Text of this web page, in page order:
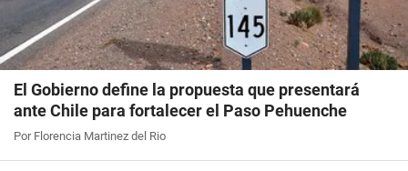
El Gobierno define la propuesta que presentará
ante Chile para fortalecer el Paso Pehuenche
Por Florencia Martinez del Rio